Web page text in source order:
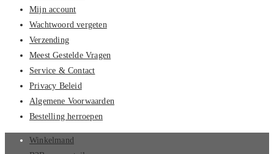
Mijn account
Wachtwoord vergeten
Verzending
Meest Gestelde Vragen
Service & Contact
Privacy Beleid
Algemene Voorwaarden
Bestelling herroepen
Winkelmand